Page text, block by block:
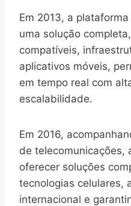
Em 2013, a
uma solução
compatíveis,
aplicativos móveis,
em tempo real com
escalabilidade.
Em 2016,
de telecomunicações,
oferecer soluções
tecnologias celulares,
internacional e